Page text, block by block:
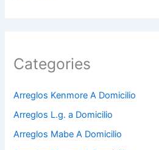
Categories
Arreglos Kenmore A Domicilio
Arreglos L.g. a Domicilio
Arreglos Mabe A Domicilio